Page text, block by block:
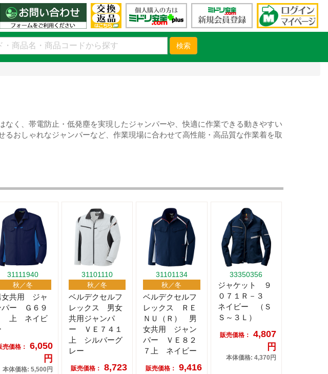
検索
なく、帯電防止・低発塵を実現したジャンパーや、快適に作業できる動きやすい
おしゃれなジャンパーなど、作業現場に合わせて高性能・高品質な作業着を取
31111940
秋／冬
女共用 ジャ
パー Ｇ６９
上 ネイビ
売価格：
6,050
円
本体価格: 5,500円
31101110
秋／冬
ベルデクセルフ
レックス 男女
共用ジャンパ
ー ＶＥ７４１
上 シルバーグ
レー
販売価格：
8,723
31101134
秋／冬
ベルデクセルフ
レックス ＲＥ
ＮＵ（Ｒ） 男
女共用 ジャン
パー ＶＥ８２
７上 ネイビー
販売価格：
9,416
33350356
ジャケット ９
０７１Ｒ－３
ネイビー （Ｓ
Ｓ～３Ｌ）
販売価格：
4,807
円
本体価格: 4,370円